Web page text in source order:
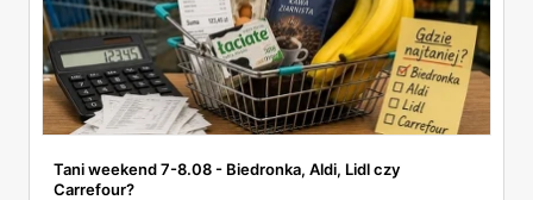
Tani weekend 7-8.08 - Biedronka, Aldi, Lidl czy
Carrefour?